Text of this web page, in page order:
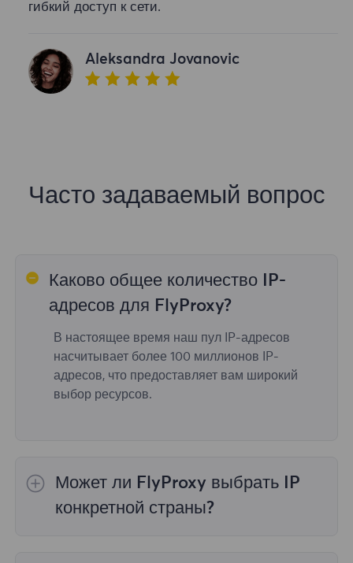
гибкий доступ к сети.
Aleksandra Jovanovic
Часто задаваемый вопрос
Каково общее количество IP-
адресов для FlyProxy?
В настоящее время наш пул IP-адресов
насчитывает более 100 миллионов IP-
адресов, что предоставляет вам широкий
выбор ресурсов.
Может ли FlyProxy выбрать IP
конкретной страны?